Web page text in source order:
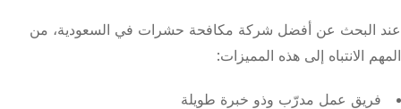
عند البحث عن أفضل شركة مكافحة حشرات في السعودية، من
المهم الانتباه إلى هذه المميزات:
فريق عمل مدرّب وذو خبرة طويلة